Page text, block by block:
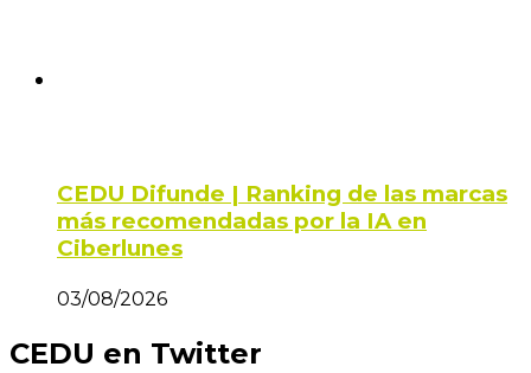
CEDU Difunde | Ranking de las marcas
más recomendadas por la IA en
Ciberlunes
03/08/2026
CEDU en Twitter